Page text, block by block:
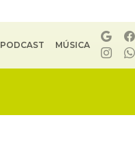
PODCAST MÚSICA